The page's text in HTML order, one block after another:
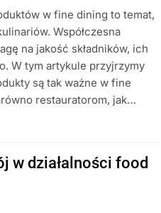
w fine dining to temat,
Współczesna
na jakość składników, ich
W tym artykule przyjrzymy
są tak ważne w fine
restauratorom, jak…
w działalności food